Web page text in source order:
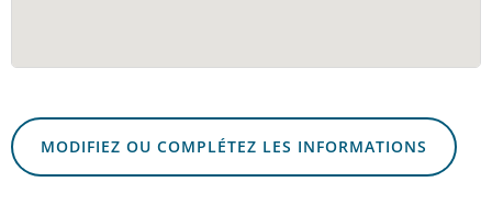
MODIFIEZ OU COMPLÉTEZ LES INFORMATIONS